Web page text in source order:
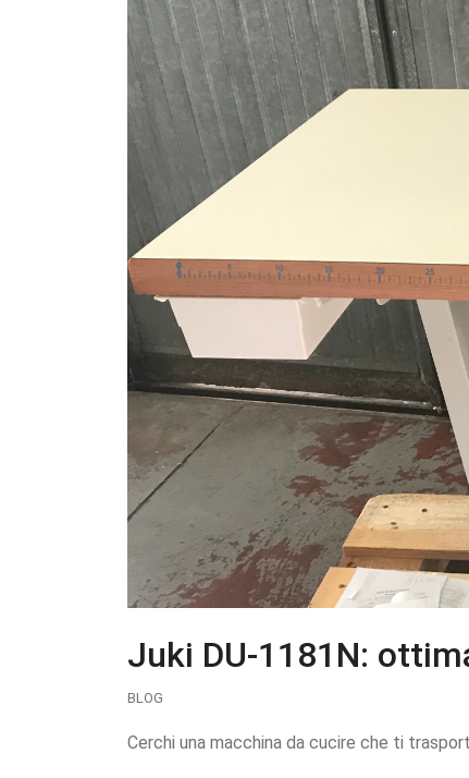
Juki DU-1181N:
BLOG
Cerchi una macchina da cucire che ti